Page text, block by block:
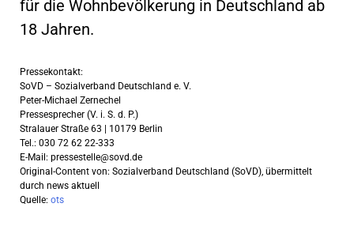
für die Wohnbevölkerung in Deutschland ab
18 Jahren.
Pressekontakt:
SoVD – Sozialverband Deutschland e. V.
Peter-Michael Zernechel
Pressesprecher (V. i. S. d. P.)
Stralauer Straße 63 | 10179 Berlin
Tel.: 030 72 62 22-333
E-Mail: pressestelle@sovd.de
Original-Content von: Sozialverband Deutschland (SoVD), übermittelt
durch news aktuell
Quelle: ots